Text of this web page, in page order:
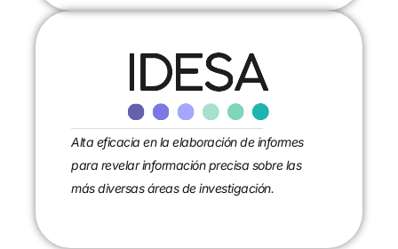
Alta eficacia en la elaboración de informes
para revelar información precisa sobre las
más diversas áreas de investigación.